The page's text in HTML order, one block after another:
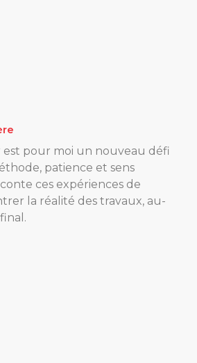
est pour moi un nouveau défi
patience et sens
ces expériences de
la réalité des travaux, au-